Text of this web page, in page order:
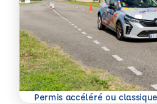
Permis accéléré ou
En savoir plus